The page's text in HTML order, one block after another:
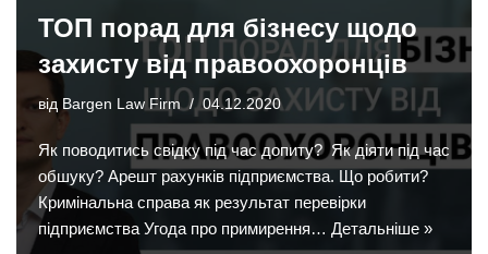
ТОП порад для бізнесу щодо
захисту від правоохоронців
від Bargen Law Firm 04.12.2020
Як поводитись свідку під час допиту? Як діяти під час
обшуку? Арешт рахунків підприємства. Що робити?
Кримінальна справа як результат перевірки
підприємства Угода про примирення… Детальніше »